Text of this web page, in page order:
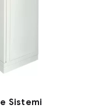
Sistemi